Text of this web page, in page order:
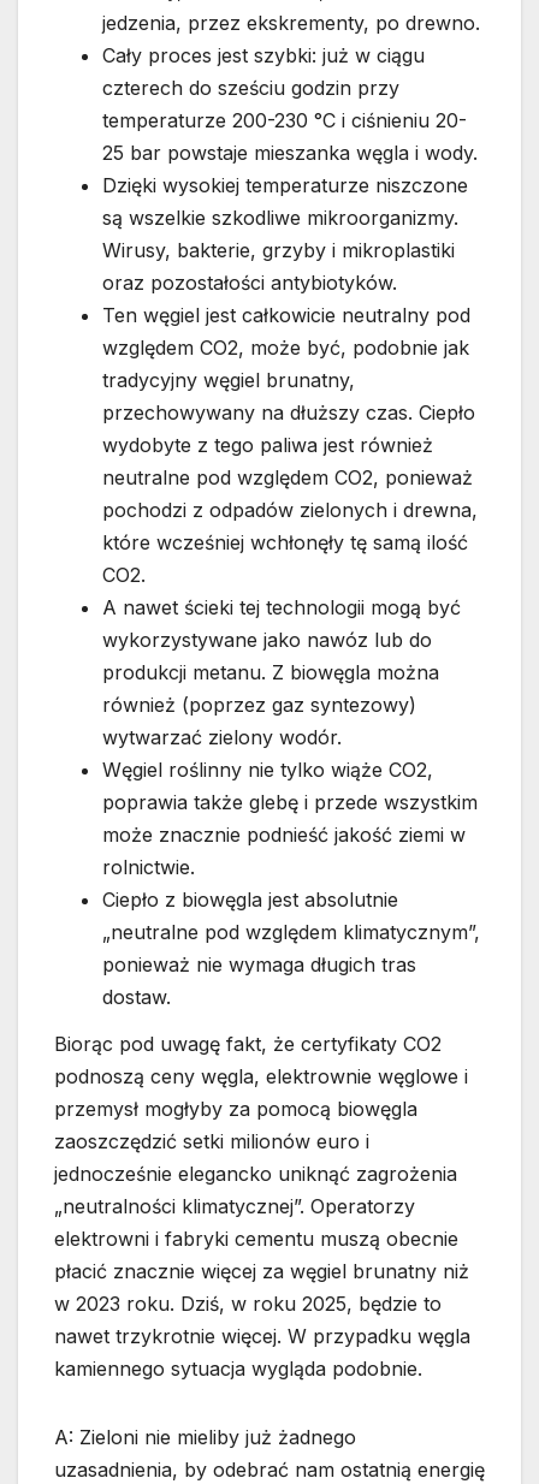
jedzenia, przez ekskrementy, po drewno.
Cały proces jest szybki: już w ciągu
czterech do sześciu godzin przy
temperaturze 200-230 °C i ciśnieniu 20-
25 bar powstaje mieszanka węgla i wody.
Dzięki wysokiej temperaturze niszczone
są wszelkie szkodliwe mikroorganizmy.
Wirusy, bakterie, grzyby i mikroplastiki
oraz pozostałości antybiotyków.
Ten węgiel jest całkowicie neutralny pod
względem CO2, może być, podobnie jak
tradycyjny węgiel brunatny,
przechowywany na dłuższy czas. Ciepło
wydobyte z tego paliwa jest również
neutralne pod względem CO2, ponieważ
pochodzi z odpadów zielonych i drewna,
które wcześniej wchłonęły tę samą ilość
CO2.
A nawet ścieki tej technologii mogą być
wykorzystywane jako nawóz lub do
produkcji metanu. Z biowęgla można
również (poprzez gaz syntezowy)
wytwarzać zielony wodór.
Węgiel roślinny nie tylko wiąże CO2,
poprawia także glebę i przede wszystkim
może znacznie podnieść jakość ziemi w
rolnictwie.
Ciepło z biowęgla jest absolutnie
„neutralne pod względem klimatycznym”,
ponieważ nie wymaga długich tras
dostaw.
Biorąc pod uwagę fakt, że certyfikaty CO2
podnoszą ceny węgla, elektrownie węglowe i
przemysł mogłyby za pomocą biowęgla
zaoszczędzić setki milionów euro i
jednocześnie elegancko uniknąć zagrożenia
„neutralności klimatycznej”. Operatorzy
elektrowni i fabryki cementu muszą obecnie
płacić znacznie więcej za węgiel brunatny niż
w 2023 roku. Dziś, w roku 2025, będzie to
nawet trzykrotnie więcej. W przypadku węgla
kamiennego sytuacja wygląda podobnie.
A: Zieloni nie mieliby już żadnego
uzasadnienia, by odebrać nam ostatnią energię